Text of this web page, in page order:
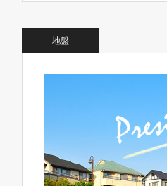
地盤